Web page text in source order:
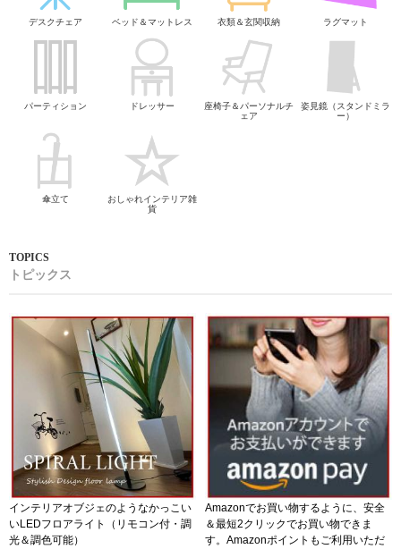
デスクチェア ベッド＆マットレス 衣類＆玄関収納 ラグマット
パーティション ドレッサー
座椅子＆パーソナルチ
ェア
姿見鏡（スタンドミラ
ー）
傘立て
おしゃれインテリア雑
貨
トピックス
インテリアオブジェのようなかっこい
いLEDフロアライト（リモコン付・調
光＆調色可能）
Amazonでお買い物するように、安全
＆最短2クリックでお買い物できま
す。Amazonポイントもご利用いただ